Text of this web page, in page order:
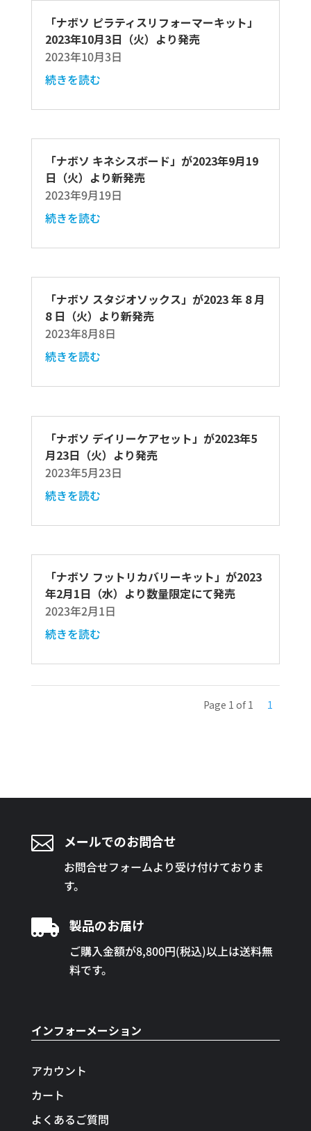
「ナボソ ピラティスリフォーマーキット」
2023年10月3日（火）より発売
2023年10月3日
続きを読む
「ナボソ キネシスボード」が2023年9月19
日（火）より新発売
2023年9月19日
続きを読む
「ナボソ スタジオソックス」が2023 年 8 月
8 日（火）より新発売
2023年8月8日
続きを読む
「ナボソ デイリーケアセット」が2023年5
月23日（火）より発売
2023年5月23日
続きを読む
「ナボソ フットリカバリーキット」が2023
年2月1日（水）より数量限定にて発売
2023年2月1日
続きを読む
Page 1 of 1 1
 メールでのお問合せ
お問合せフォームより受け付けておりま
す。
 製品のお届け
ご購入金額が8,800円(税込)以上は送料無
料です。
インフォーメーション
アカウント
カート
よくあるご質問